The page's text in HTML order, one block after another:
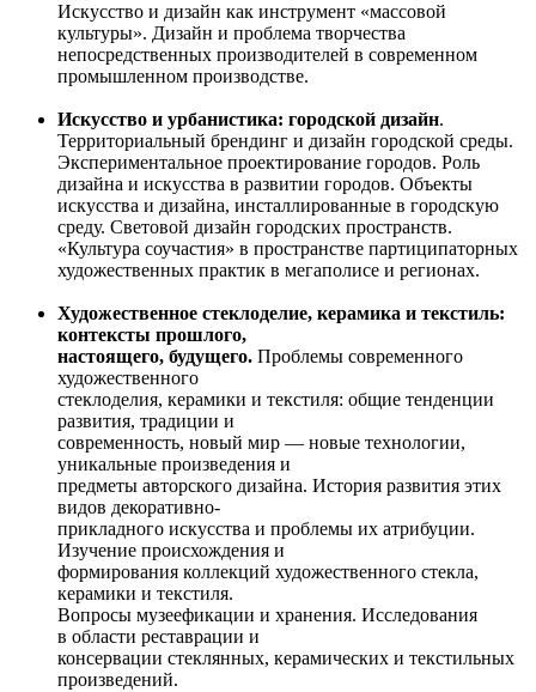
Искусство и дизайн как инструмент «массовой
культуры». Дизайн и проблема творчества
непосредственных производителей в современном
промышленном производстве.
Искусство и урбанистика: городской дизайн.
Территориальный брендинг и дизайн городской среды.
Экспериментальное проектирование городов. Роль
дизайна и искусства в развитии городов. Объекты
искусства и дизайна, инсталлированные в городскую
среду. Световой дизайн городских пространств.
«Культура соучастия» в пространстве партиципаторных
художественных практик в мегаполисе и регионах.
Художественное стеклоделие, керамика и текстиль:
контексты прошлого,
настоящего, будущего. Проблемы современного
художественного
стеклоделия, керамики и текстиля: общие тенденции
развития, традиции и
современность, новый мир — новые технологии,
уникальные произведения и
предметы авторского дизайна. История развития этих
видов декоративно-
прикладного искусства и проблемы их атрибуции.
Изучение происхождения и
формирования коллекций художественного стекла,
керамики и текстиля.
Вопросы музеефикации и хранения. Исследования
в области реставрации и
консервации стеклянных, керамических и текстильных
произведений.